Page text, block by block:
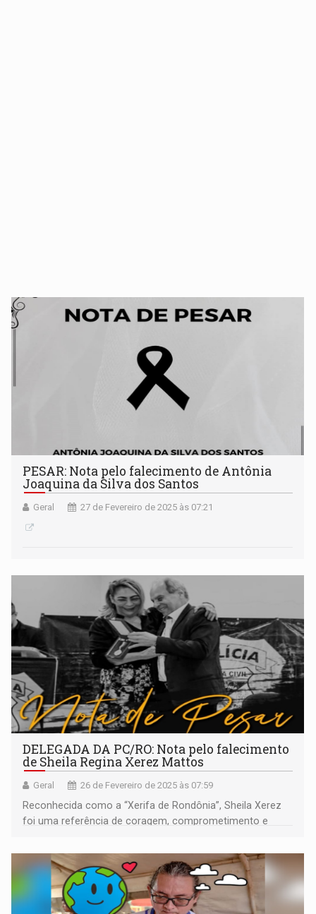
PESAR: Nota pelo falecimento de Antônia
Joaquina da Silva dos Santos
Geral 27 de Fevereiro de 2025 às 07:21
DELEGADA DA PC/RO: Nota pelo falecimento
de Sheila Regina Xerez Mattos
Geral 26 de Fevereiro de 2025 às 07:59
Reconhecida como a “Xerifa de Rondônia”, Sheila Xerez
foi uma referência de coragem, comprometimento e